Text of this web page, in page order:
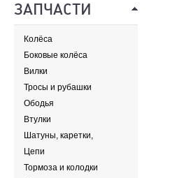
ЗАПЧАСТИ
Колёса
Боковые колёса
Вилки
Тросы и рубашки
Ободья
Втулки
Шатуны, каретки,
передние звезды
Цепи
Тормоза и колодки